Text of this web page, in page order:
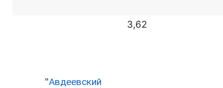
"Авдеевский
3,62